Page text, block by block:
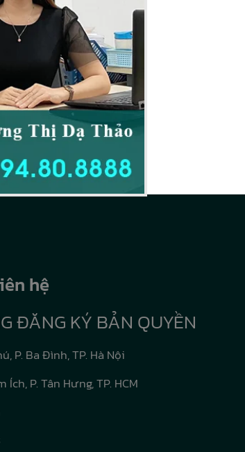
hệ
ĐĂNG KÝ BẢN QUYỀN
P. Ba Đình, TP. Hà Nội
Ích, P. Tân Hưng, TP. HCM